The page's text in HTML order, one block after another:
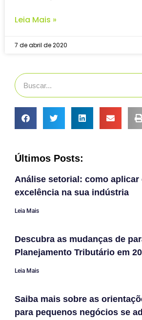
Leia Mais »
7 de abril de 2020
Últimos Posts:
Análise setorial: como aplicar
excelência na sua indústria
Leia Mais
Descubra as mudanças de
Planejamento Tributário em
Leia Mais
Saiba mais sobre as
para pequenos negócios se